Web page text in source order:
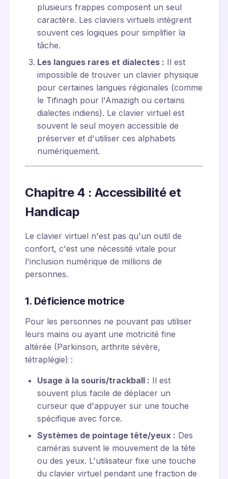
plusieurs frappes composent un seul
caractère. Les claviers virtuels intègrent
souvent ces logiques pour simplifier la
tâche.
Les langues rares et dialectes : Il est
impossible de trouver un clavier physique
pour certaines langues régionales (comme
le Tifinagh pour l'Amazigh ou certains
dialectes indiens). Le clavier virtuel est
souvent le seul moyen accessible de
préserver et d'utiliser ces alphabets
numériquement.
Chapitre 4 : Accessibilité et
Handicap
Le clavier virtuel n'est pas qu'un outil de
confort, c'est une nécessité vitale pour
l'inclusion numérique de millions de
personnes.
1. Déficience motrice
Pour les personnes ne pouvant pas utiliser
leurs mains ou ayant une motricité fine
altérée (Parkinson, arthrite sévère,
tétraplégie) :
Usage à la souris/trackball : Il est
souvent plus facile de déplacer un
curseur que d'appuyer sur une touche
spécifique avec force.
Systèmes de pointage tête/yeux : Des
caméras suivent le mouvement de la tête
ou des yeux. L'utilisateur fixe une touche
du clavier virtuel pendant une fraction de